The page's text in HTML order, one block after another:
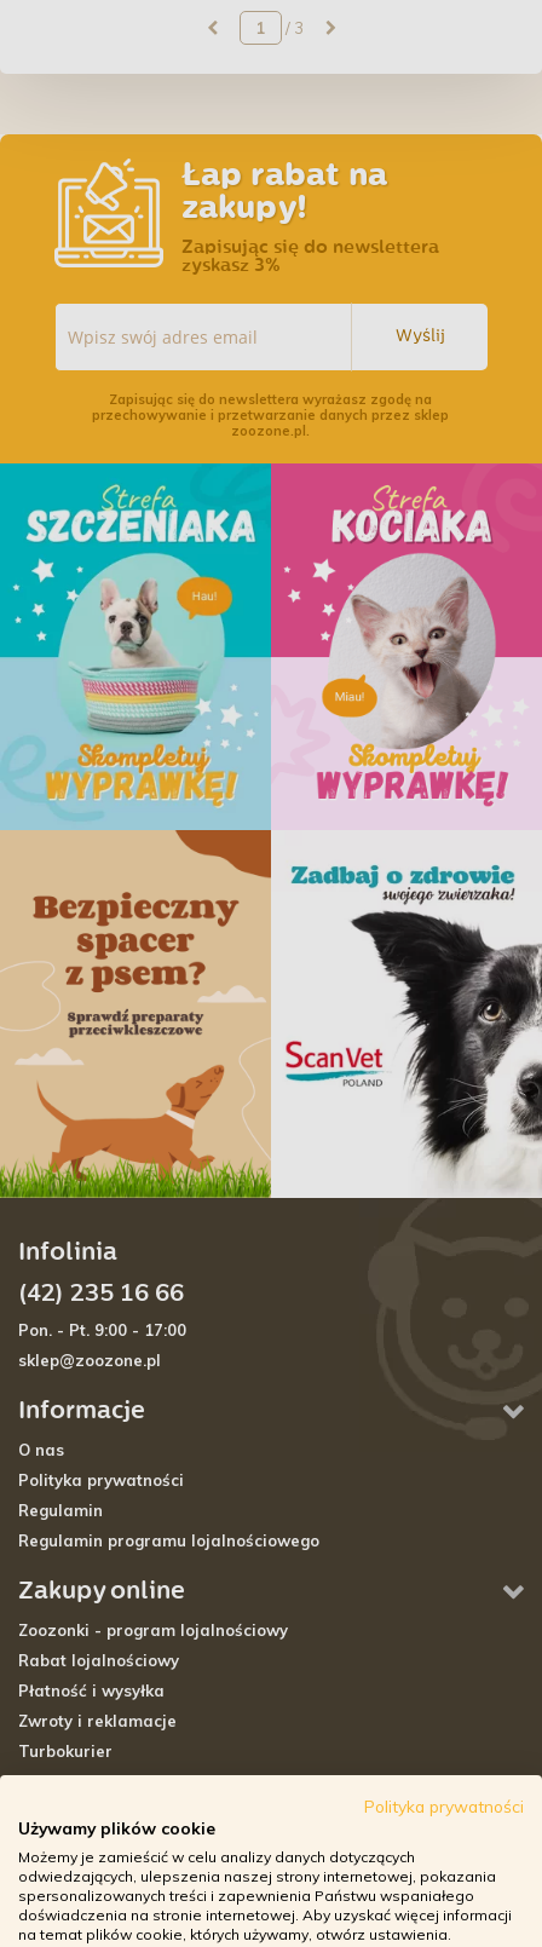
/ 3
Łap rabat na
zakupy!
Zapisując się do newslettera
zyskasz 3%
Wyślij
Zapisując się do newslettera wyrażasz zgodę na
przechowywanie i przetwarzanie danych przez sklep
zoozone.pl.
Informacje
O nas
Polityka prywatności
Regulamin
Regulamin programu lojalnościowego
Zakupy online
Zoozonki - program lojalnościowy
Rabat lojalnościowy
Płatność i wysyłka
Zwroty i reklamacje
Turbokurier
Adresy sklepów stacjonarnych
Godziny otwarcia sklepów
Aplikacja zoozone.pl
Zwroty i reklamacje
Infolinia
(42) 235 16 66
Pon. - Pt. 9:00 - 17:00
sklep@zoozone.pl
Polityka prywatności
Używamy plików cookie
Możemy je zamieścić w celu analizy danych dotyczących
odwiedzających, ulepszenia naszej strony internetowej, pokazania
spersonalizowanych treści i zapewnienia Państwu wspaniałego
doświadczenia na stronie internetowej. Aby uzyskać więcej informacji
na temat plików cookie, których używamy, otwórz ustawienia.